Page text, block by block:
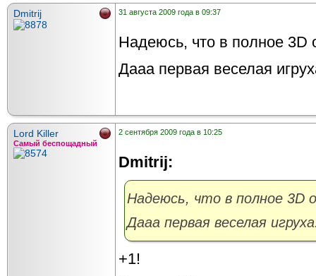
Dmitrij 31 августа 2009 года в 09:37
Надеюсь, что в полное 3D
Дааа первая веселая
Lord Killer
Самый беспощадный
2 сентября 2009 года в 10:25
Dmitrij:
Надеюсь, что в полное 3D
Дааа первая веселая
+1!